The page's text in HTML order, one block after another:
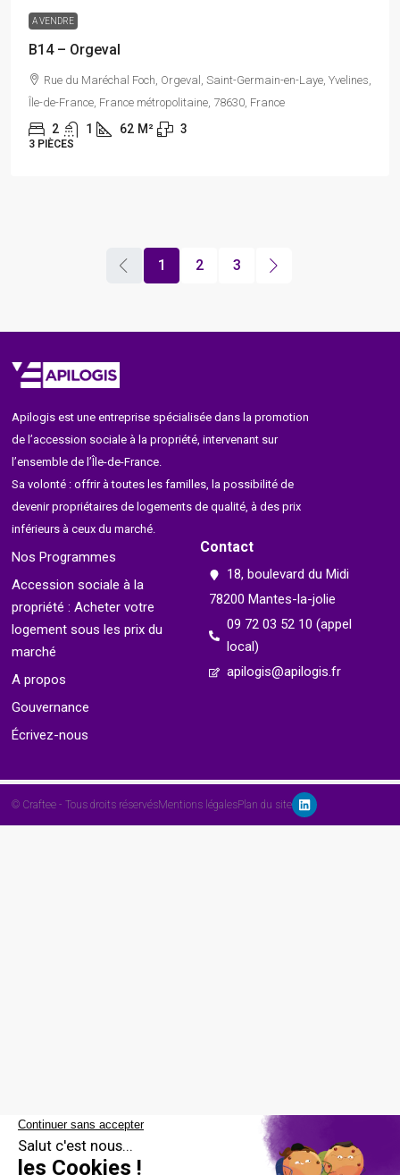
A VENDRE
B14 – Orgeval
Rue du Maréchal Foch, Orgeval, Saint-Germain-en-Laye, Yvelines,
Île-de-France, France métropolitaine, 78630, France
2 1 62 M² 3
3 PIÈCES
1 2 3
Apilogis est une entreprise spécialisée dans la promotion
de l’accession sociale à la propriété, intervenant sur
l’ensemble de l’Île-de-France.
Sa volonté : offrir à toutes les familles, la possibilité de
devenir propriétaires de logements de qualité, à des prix
inférieurs à ceux du marché.
Nos Programmes
Accession sociale à la
propriété : Acheter votre
logement sous les prix du
marché
A propos
Gouvernance
Écrivez-nous
Contact
18, boulevard du Midi
78200 Mantes-la-jolie
09 72 03 52 10 (appel
local)
apilogis@apilogis.fr
© Craftee - Tous droits réservésMentions légalesPlan du site